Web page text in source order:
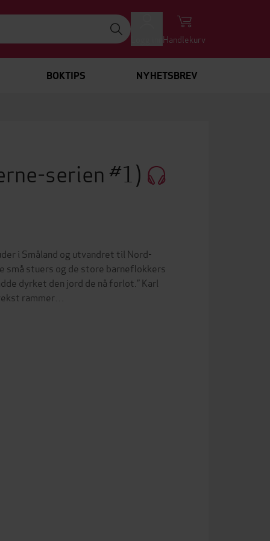
Handlekurv
BOKTIPS NYHETSBREV
serien #1)
i Småland og utvandret til Nord-
små stuers og de store barneflokkers
dyrket den jord de nå forlot.” Karl
rammer…